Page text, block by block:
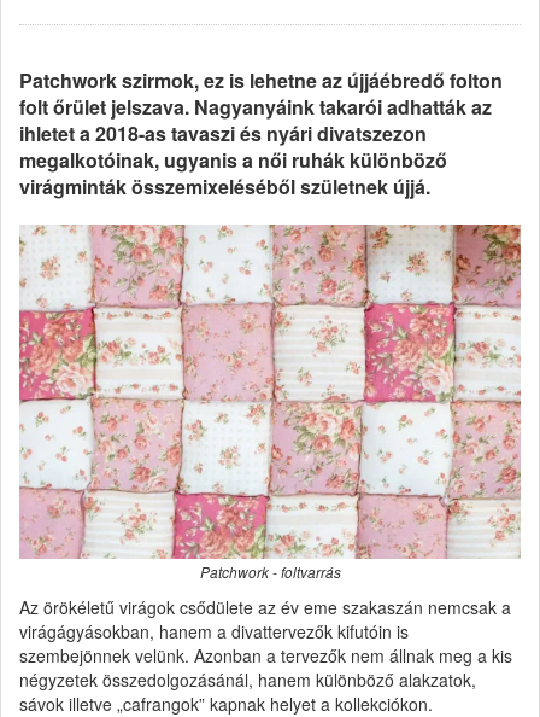
Patchwork szirmok, ez is lehetne az újjáébredő folton
folt őrület jelszava. Nagyanyáink takarói adhatták az
ihletet a 2018-as tavaszi és nyári divatszezon
megalkotóinak, ugyanis a női ruhák különböző
virágminták összemixeléséből születnek újjá.
Patchwork - foltvarrás
Az örökéletű virágok csődülete az év eme szakaszán nemcsak a
virágágyásokban, hanem a divattervezők kifutóin is
szembejönnek velünk. Azonban a tervezők nem állnak meg a kis
négyzetek összedolgozásánál, hanem különböző alakzatok,
sávok illetve „cafrangok” kapnak helyet a kollekciókon.